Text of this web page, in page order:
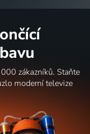
zákazníků. Staňte
moderní televize